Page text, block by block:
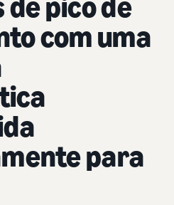
com uma
para